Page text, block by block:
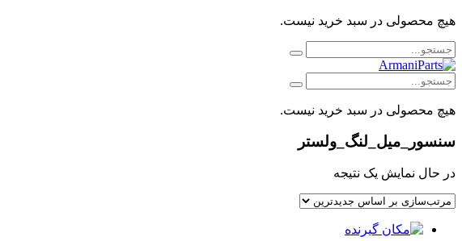
هیچ محصولی در سبد خرید نیست.
هیچ محصولی در سبد خرید نیست.
سنسور_میل_لنگ_ولستر
در حال نمایش یک نتیجه